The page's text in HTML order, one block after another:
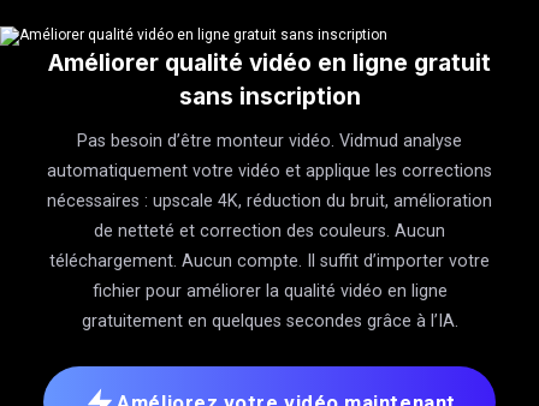
Améliorer qualité vidéo en ligne gratuit
sans inscription
Pas besoin d’être monteur vidéo. Vidmud analyse
automatiquement votre vidéo et applique les corrections
nécessaires : upscale 4K, réduction du bruit, amélioration
de netteté et correction des couleurs. Aucun
téléchargement. Aucun compte. Il suffit d’importer votre
fichier pour améliorer la qualité vidéo en ligne
gratuitement en quelques secondes grâce à l’IA.